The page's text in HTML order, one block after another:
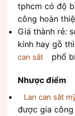
tphcm có độ
công hoàn
Giá thành rẻ:
kính hay gỗ
can sắt
phổ
Nhược điểm
Lan can sắt
được gia